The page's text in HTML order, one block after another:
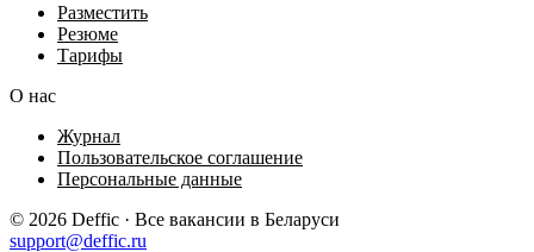
Разместить
Резюме
Тарифы
О нас
Журнал
Пользовательское соглашение
Персональные данные
© 2026 Deffic · Все вакансии в Беларуси
support@deffic.ru